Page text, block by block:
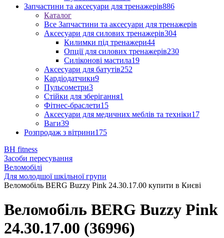
Запчастини та аксесуари для тренажерів886
Каталог
Все Запчастини та аксесуари для тренажерів
Аксесуари для силових тренажерів304
Килимки під тренажери44
Опції для силових тренажерів230
Силіконові мастила19
Аксесуари для батутів252
Кардіодатчики9
Пульсометри3
Стійки для зберігання1
Фітнес-браслети15
Аксесуари для медичних меблів та техніки17
Ваги39
Розпродаж з вітрини175
BH fitness
Засоби пересування
Веломобілі
Для молодшої шкільної групи
Веломобіль BERG Buzzy Pink 24.30.17.00 купити в Києві
Веломобіль BERG Buzzy Pink
24.30.17.00 (36996)